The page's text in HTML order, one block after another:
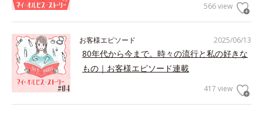
566 view
2025/06/13
お客様エピソード
80年代から今まで。時々の流行と私の好きな
もの｜お客様エピソード連載
417 view